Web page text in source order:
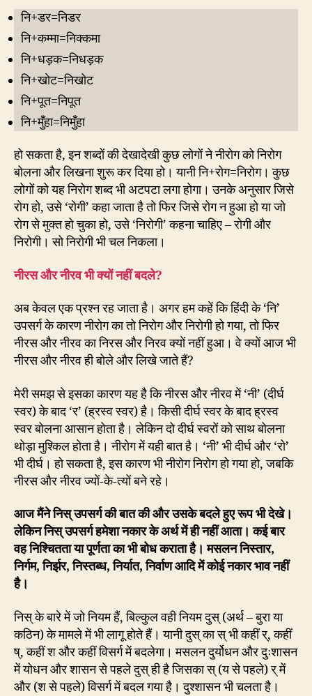
नि+डर=निडर
नि+कम्मा=निक्कमा
नि+धड़क=निधड़क
नि+खोट=निखोट
नि+पूत=निपूत
नि+मुँहा=निमुँहा
हो सकता है, इन शब्दों की देखादेखी कुछ लोगों ने नीरोग को निरोग
बोलना और लिखना शुरू कर दिया हो। यानी नि+रोग=निरोग। कुछ
लोगों को यह निरोग शब्द भी अटपटा लगा होगा। उनके अनुसार जिसे
रोग हो, उसे ‘रोगी’ कहा जाता है तो फिर जिसे रोग न हुआ हो या जो
रोग से मुक्त हो चुका हो, उसे ‘निरोगी’ कहना चाहिए – रोगी और
निरोगी। सो निरोगी भी चल निकला।
नीरस और नीरव भी क्यों नहीं बदले?
अब केवल एक प्रश्न रह जाता है। अगर हम कहें कि हिंदी के ‘नि’
उपसर्ग के कारण नीरोग का तो निरोग और निरोगी हो गया, तो फिर
नीरस और नीरव का निरस और निरव क्यों नहीं हुआ। वे क्यों आज भी
नीरस और नीरव ही बोले और लिखे जाते हैं?
मेरी समझ से इसका कारण यह है कि नीरस और नीरव में ‘नी’ (दीर्घ
स्वर) के बाद ‘र’ (ह्रस्व स्वर) है। किसी दीर्घ स्वर के बाद ह्रस्व
स्वर बोलना आसान होता है। लेकिन दो दीर्घ स्वरों को साथ बोलना
थोड़ा मुश्किल होता है। नीरोग में यही बात है। ‘नी’ भी दीर्घ और ‘रो’
भी दीर्घ। हो सकता है, इस कारण भी नीरोग निरोग हो गया हो, जबकि
नीरस और नीरव ज्यों-के-त्यों बने रहे।
आज मैंने निस् उपसर्ग की बात की और उसके बदले हुए रूप भी देखे।
लेकिन निस् उपसर्ग हमेशा नकार के अर्थ में ही नहीं आता। कई बार
वह निश्चितता या पूर्णता का भी बोध कराता है। मसलन निस्तार,
निर्गम, निर्झर, निस्तब्ध, निर्यात, निर्वाण आदि में कोई नकार भाव नहीं
है।
निस् के बारे में जो नियम हैं, बिल्कुल वही नियम दुस् (अर्थ – बुरा या
कठिन) के मामले में भी लागू होते हैं। यानी दुस् का स् भी कहीं र्, कहीं
ष्, कहीं श और कहीं विसर्ग में बदलेगा। मसलन दुर्योधन और दुःशासन
में योधन और शासन से पहले दुस् ही है जिसका स् (य से पहले) र् में
और (श से पहले) विसर्ग में बदल गया है। दुश्शासन भी चलता है।